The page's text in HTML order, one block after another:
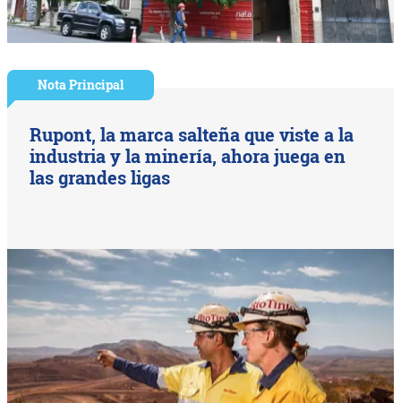
Nota Principal
Rupont, la marca salteña que viste a la
industria y la minería, ahora juega en
las grandes ligas